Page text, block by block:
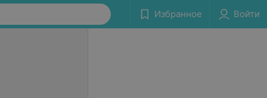
Избранное Войти